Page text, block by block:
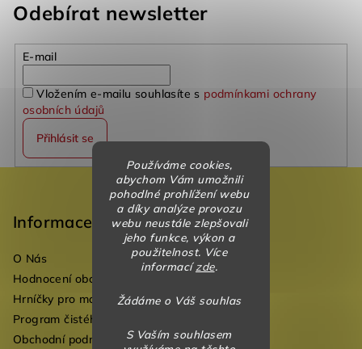
Používáme cookies,
abychom Vám umožnili
pohodlné prohlížení webu
a díky analýze provozu
webu neustále zlepšovali
jeho funkce, výkon a
použitelnost. Více
informacízde.
Žádáme o Váš souhlas
S Vaším souhlasem
Odebírat newsletter
E-mail
Vložením e-mailu souhlasíte s podmínkami ochrany
osobních údajů
Přihlásit se
Informace
O Nás
Hodnocení obchodu
Hrníčky pro mateřské školky
Program čistého vzduchu pro mateřské školy
Obchodní podmínky